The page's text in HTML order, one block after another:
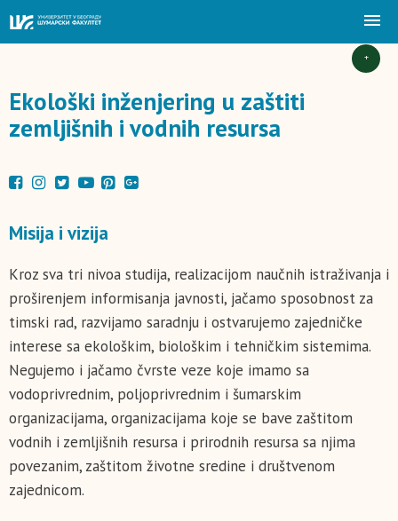
+
Ekološki inženjering u zaštiti
zemljišnih i vodnih resursa
Misija i vizija
Kroz sva tri nivoa studija, realizacijom naučnih istraživanja i
proširenjem informisanja javnosti, jačamo sposobnost za
timski rad, razvijamo saradnju i ostvarujemo zajedničke
interese sa ekološkim, biološkim i tehničkim sistemima.
Negujemo i jačamo čvrste veze koje imamo sa
vodoprivrednim, poljoprivrednim i šumarskim
organizacijama, organizacijama koje se bave zaštitom
vodnih i zemljišnih resursa i prirodnih resursa sa njima
povezanim, zaštitom životne sredine i društvenom
zajednicom.